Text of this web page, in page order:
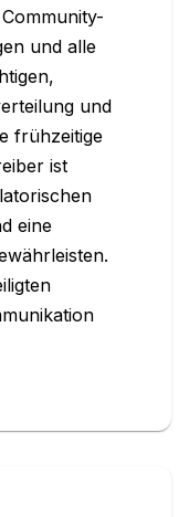
und alle
und
frühzeitige
ist
eine